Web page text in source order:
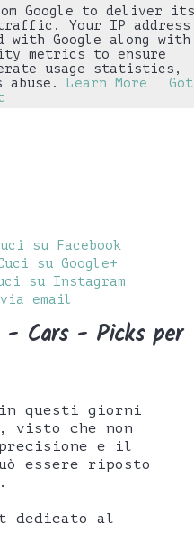
▼
- Cars - Picks per
in questi giorni
visto che non
e il
essere riposto
dedicato al
Google to deliver its
Your IP address
with Google along with
metrics to ensure
usage statistics,
abuse.
Learn More
Got